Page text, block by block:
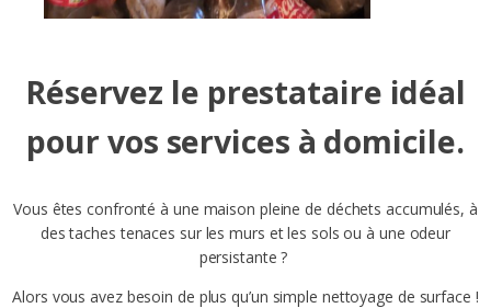
Réservez le prestataire idéal
pour vos services à domicile.
Vous êtes confronté à une maison pleine de déchets accumulés, à
des taches tenaces sur les murs et les sols ou à une odeur
persistante ?
Alors vous avez besoin de plus qu’un simple nettoyage de surface !